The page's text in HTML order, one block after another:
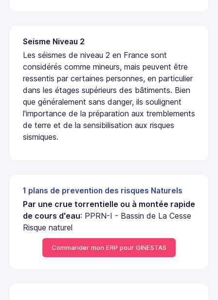
Seisme Niveau 2
Les séismes de niveau 2 en France sont
considérés comme mineurs, mais peuvent être
ressentis par certaines personnes, en particulier
dans les étages supérieurs des bâtiments. Bien
que généralement sans danger, ils soulignent
l'importance de la préparation aux tremblements
de terre et de la sensibilisation aux risques
sismiques.
1 plans de prevention des risques Naturels
Par une crue torrentielle ou à montée rapide
de cours d'eau: PPRN-I - Bassin de La Cesse
Risque naturel
Commander mon ERP pour GINESTAS